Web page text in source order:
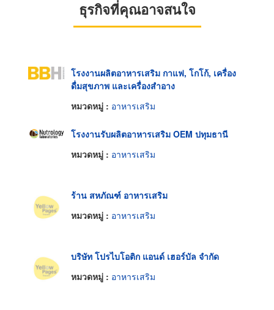
ธุรกิจที่คุณอาจสนใจ
โรงงานผลิตอาหารเสริม กาแฟ, โกโก้, เครื่อง
ดื่มสุขภาพ และเครื่องสำอาง
หมวดหมู่ : อาหารเสริม
โรงงานรับผลิตอาหารเสริม OEM ปทุมธานี
หมวดหมู่ : อาหารเสริม
ร้าน สหภัณฑ์ อาหารเสริม
หมวดหมู่ : อาหารเสริม
บริษัท โปรไบโอติก แอนด์ เฮอร์บัล จำกัด
หมวดหมู่ : อาหารเสริม